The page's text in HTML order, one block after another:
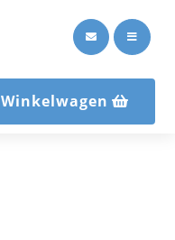
 
Winkelwagen